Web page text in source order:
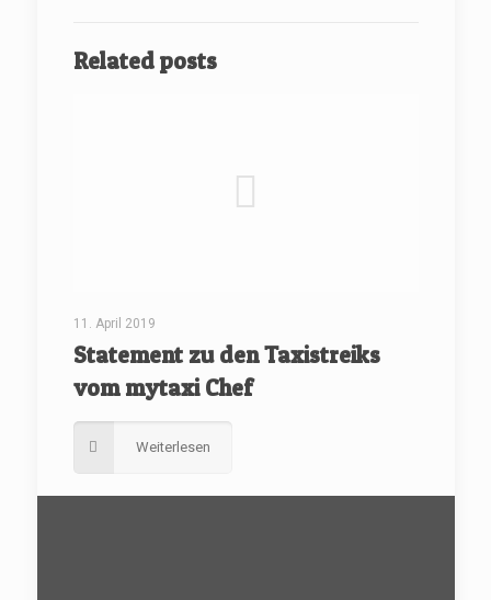
Related posts
11. April 2019
Statement zu den Taxistreiks
vom mytaxi Chef
Weiterlesen